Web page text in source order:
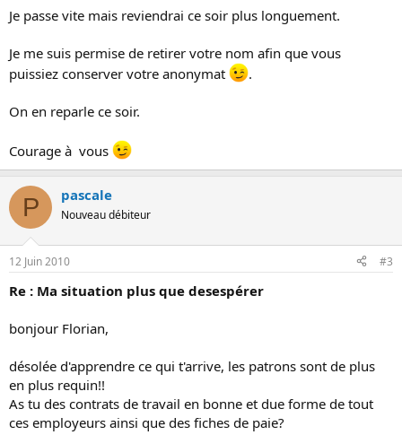
Je passe vite mais reviendrai ce soir plus longuement.
Je me suis permise de retirer votre nom afin que vous
puissiez conserver votre anonymat
.
On en reparle ce soir.
Courage à vous
P pascale
Nouveau débiteur
12 Juin 2010 #3
Re : Ma situation plus que desespérer
bonjour Florian,
désolée d'apprendre ce qui t'arrive, les patrons sont de plus
en plus requin!!
As tu des contrats de travail en bonne et due forme de tout
ces employeurs ainsi que des fiches de paie?